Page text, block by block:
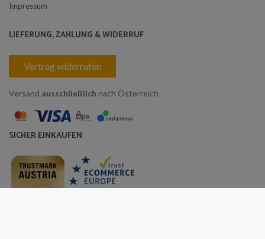
Impressum
LIEFERUNG, ZAHLUNG & WIDERRUF
Vertrag widerrufen
Versand ausschließlich nach Österreich
SICHER EINKAUFEN